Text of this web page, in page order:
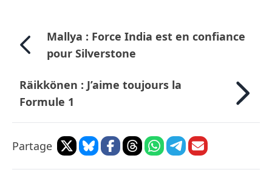
Mallya : Force India est en confiance
pour Silverstone
Räikkönen : J’aime toujours la
Formule 1
Partage